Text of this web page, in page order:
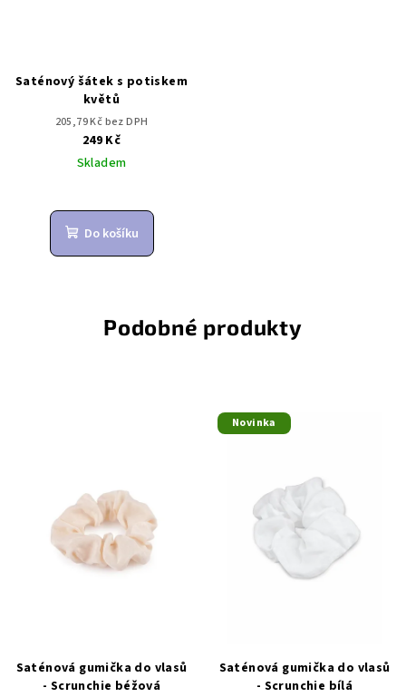
Saténový šátek s potiskem
květů
205,79 Kč bez DPH
249 Kč
Skladem
Do košíku
Podobné produkty
Saténová gumička do vlasů
- Scrunchie béžová
Novinka
Saténová gumička do vlasů
- Scrunchie bílá